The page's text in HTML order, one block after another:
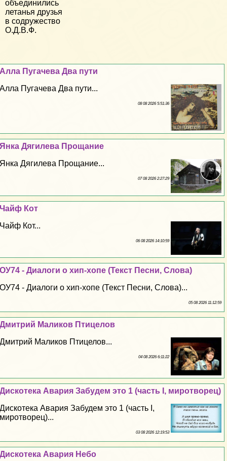
объединились
летанья друзья
в содружество
О.Д.В.Ф.
Алла Пугачева Два пути
Алла Пугачева Два пути...
08 08 2026 5:51:36
Янка Дягилева Прощание
Янка Дягилева Прощание...
07 08 2026 2:27:29
Чайф Кот
Чайф Кот...
06 08 2026 14:10:59
ОУ74 - Диалоги о хип-хопе (Текст Песни, Слова)
ОУ74 - Диалоги о хип-хопе (Текст Песни, Слова)...
05 08 2026 11:12:59
Дмитрий Маликов Птицелов
Дмитрий Маликов Птицелов...
04 08 2026 6:11:22
Дискотека Авария Забудем это 1 (часть I, миротворец)
Дискотека Авария Забудем это 1 (часть I,
миротворец)...
03 08 2026 12:19:53
Дискотека Авария Небо